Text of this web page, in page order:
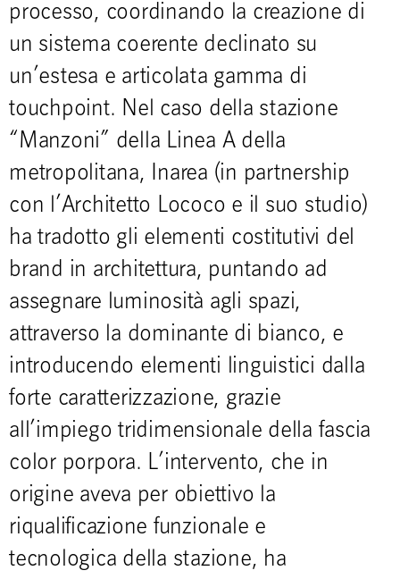
processo, coordinando la creazione di
un sistema coerente declinato su
un’estesa e articolata gamma di
touchpoint. Nel caso della stazione
“Manzoni” della Linea A della
metropolitana, Inarea (in partnership
con l’Architetto Lococo e il suo studio)
ha tradotto gli elementi costitutivi del
brand in architettura, puntando ad
assegnare luminosità agli spazi,
attraverso la dominante di bianco, e
introducendo elementi linguistici dalla
forte caratterizzazione, grazie
all’impiego tridimensionale della fascia
color porpora. L’intervento, che in
origine aveva per obiettivo la
riqualificazione funzionale e
tecnologica della stazione, ha